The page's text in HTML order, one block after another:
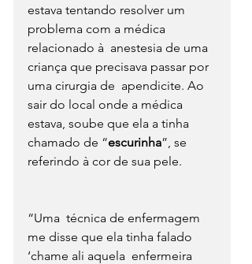
estava tentando resolver um
problema com a médica
relacionado à  anestesia de uma
criança que precisava passar por
uma cirurgia de  apendicite. Ao
sair do local onde a médica
estava, soube que ela a tinha
chamado de “escurinha”, se
referindo à cor de sua pele.
“Uma  técnica de enfermagem
me disse que ela tinha falado
‘chame ali aquela  enfermeira